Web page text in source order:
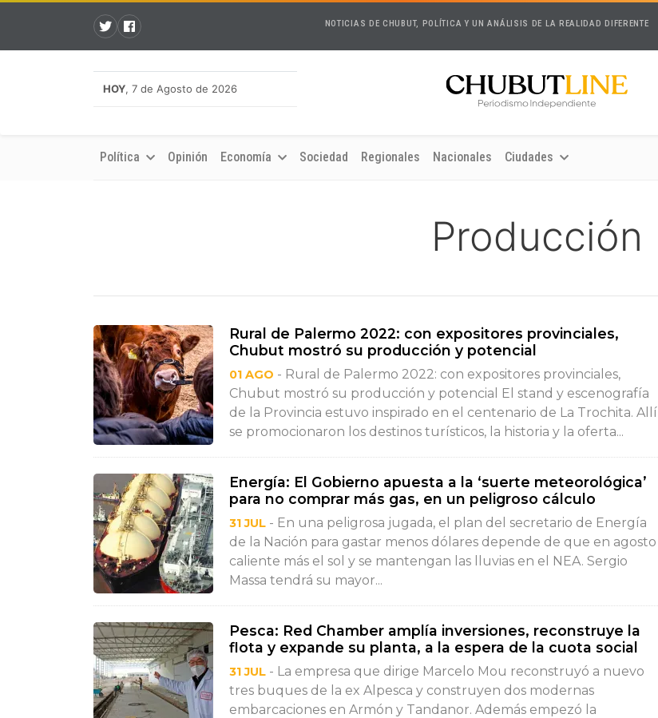
NOTICIAS DE CHUBUT, POLÍTICA Y UN ANÁLISIS DE LA REALIDAD DIFERENTE
HOY, 7 de Agosto de 2026
Política Opinión Economía Sociedad Regionales Nacionales Ciudades
Producción
Rural de Palermo 2022: con expositores provinciales,
Chubut mostró su producción y potencial
01 AGO - Rural de Palermo 2022: con expositores provinciales,
Chubut mostró su producción y potencial El stand y escenografía
de la Provincia estuvo inspirado en el centenario de La Trochita. Allí
se promocionaron los destinos turísticos, la historia y la oferta...
Energía: El Gobierno apuesta a la ‘suerte meteorológica’
para no comprar más gas, en un peligroso cálculo
31 JUL - En una peligrosa jugada, el plan del secretario de Energía
de la Nación para gastar menos dólares depende de que en agosto
caliente más el sol y se mantengan las lluvias en el NEA. Sergio
Massa tendrá su mayor...
Pesca: Red Chamber amplía inversiones, reconstruye la
flota y expande su planta, a la espera de la cuota social
31 JUL - La empresa que dirige Marcelo Mou reconstruyó a nuevo
tres buques de la ex Alpesca y construyen dos modernas
embarcaciones en Armón y Tandanor. Además empezó la